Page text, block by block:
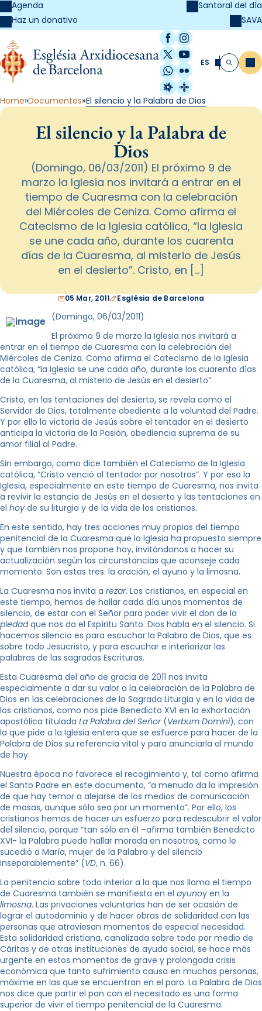
Agenda
Haz un donativo
Santoral del día
SAVA
Facebook
Instagram
X / Twitter
YouTube
WhatsApp
Flickr
Radio Estel
Catalunya
ES Buscar
Home Documentos El silencio y la Palabra de Dios
El silencio y la Palabra de
Dios
(Domingo, 06/03/2011) El próximo 9 de
marzo la Iglesia nos invitará a entrar en el
tiempo de Cuaresma con la celebración
del Miércoles de Ceniza. Como afirma el
Catecismo de la Iglesia católica, “la Iglesia
se une cada año, durante los cuarenta
días de la Cuaresma, al misterio de Jesús
en el desierto”. Cristo, en […]
05 Mar, 2011 Església de Barcelona
(Domingo, 06/03/2011)
El próximo 9 de marzo la Iglesia nos invitará a
entrar en el tiempo de Cuaresma con la celebración del
Miércoles de Ceniza. Como afirma el Catecismo de la Iglesia
católica, “la Iglesia se une cada año, durante los cuarenta días
de la Cuaresma, al misterio de Jesús en el desierto”.
Cristo, en las tentaciones del desierto, se revela como el
Servidor de Dios, totalmente obediente a la voluntad del Padre.
Y por ello la victoria de Jesús sobre el tentador en el desierto
anticipa la victoria de la Pasión, obediencia suprema de su
amor filial al Padre.
Sin embargo, como dice también el Catecismo de la Iglesia
católica, “Cristo venció al tentador por nosotros”. Y por eso la
Iglesia, especialmente en este tiempo de Cuaresma, nos invita
a revivir la estancia de Jesús en el desierto y las tentaciones en
el hoy de su liturgia y de la vida de los cristianos.
En este sentido, hay tres acciones muy propias del tiempo
penitencial de la Cuaresma que la Iglesia ha propuesto siempre
y que también nos propone hoy, invitándonos a hacer su
actualización según las circunstancias que aconseje cada
momento. Son estas tres: la oración, el ayuno y la limosna.
La Cuaresma nos invita a rezar. Los cristianos, en especial en
este tiempo, hemos de hallar cada día unos momentos de
silencio, de estar con el Señor para poder vivir el don de la
piedadque nos da el Espíritu Santo. Dios habla en el silencio. Si
hacemos silencio es para escuchar la Palabra de Dios, que es
sobre todo Jesucristo, y para escuchar e interiorizar las
palabras de las sagradas Escrituras.
Esta Cuaresma del año de gracia de 2011 nos invita
especialmente a dar su valor a la celebración de la Palabra de
Dios en las celebraciones de la Sagrada Liturgia y en la vida de
los cristianos, como nos pide Benedicto XVI en la exhortación
apostólica titulada La Palabra del Señor(Verbum Domini), con
la que pide a la Iglesia entera que se esfuerce para hacer de la
Palabra de Dios su referencia vital y para anunciarla al mundo
de hoy.
Nuestra época no favorece el recogimiento y, tal como afirma
el Santo Padre en este documento, “a menudo da la impresión
de que hay temor a alejarse de los medios de comunicación
de masas, aunque sólo sea por un momento”. Por ello, los
cristianos hemos de hacer un esfuerzo para redescubrir el valor
del silencio, porque “tan sólo en él –afirma también Benedicto
XVI- la Palabra puede hallar morada en nosotros, como le
sucedió a María, mujer de la Palabra y del silencio
inseparablemente” (VD, n. 66).
La penitencia sobre todo interior a la que nos llama el tiempo
de Cuaresma también se manifiesta en el ayunoy en la
limosna. Las privaciones voluntarias han de ser ocasión de
lograr el autodominio y de hacer obras de solidaridad con las
personas que atraviesan momentos de especial necesidad.
Esta solidaridad cristiana, canalizada sobre todo por medio de
Cáritas y de otras instituciones de ayuda social, se hace más
urgente en estos momentos de grave y prolongada crisis
económica que tanto sufrimiento causa en muchas personas,
máxime en las que se encuentran en el paro. La Palabra de Dios
nos dice que partir el pan con el necesitado es una forma
superior de vivir el tiempo penitencial de la Cuaresma.